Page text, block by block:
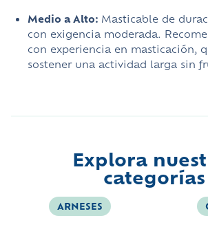
Medio a Alto: Masticable de
con exigencia moderada.
con experiencia en masticación,
sostener una actividad larga sin
Explora
categorías
ARNESES